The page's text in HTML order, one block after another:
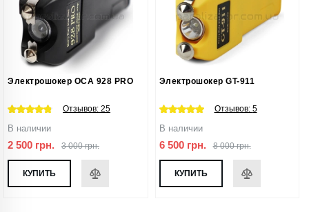
Электрошокер ОСА 928 PRO
Отзывов: 25
В наличии
2 500 грн. 3 000 грн.
КУПИТЬ
Электрошокер GT-911
Отзывов: 5
В наличии
6 500 грн. 8 000 грн.
КУПИТЬ